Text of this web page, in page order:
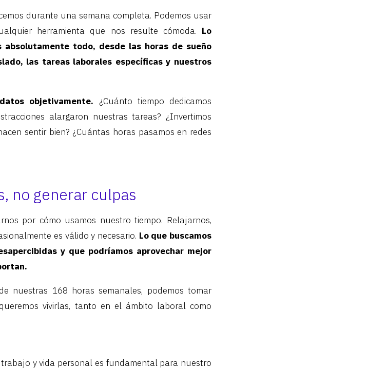
durante una semana completa. Podemos usar
herramienta que nos resulte cómoda. Lo
todo, desde las horas de sueño
las tareas laborales específicas y nuestros
objetivamente. ¿Cuánto tiempo dedicamos
alargaron nuestras tareas? ¿Invertimos
sentir bien? ¿Cuántas horas pasamos en redes
no generar culpas
por cómo usamos nuestro tiempo. Relajarnos,
es válido y necesario. Lo que buscamos
y que podríamos aprovechar mejor
nuestras 168 horas semanales, podemos tomar
vivirlas, tanto en el ámbito laboral como
y vida personal es fundamental para nuestro